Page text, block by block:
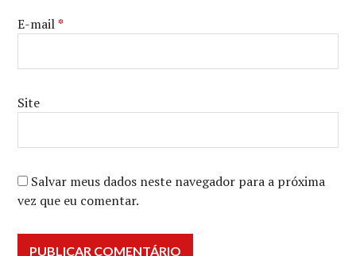
E-mail*
Site
Salvar meus dados neste navegador para a próxima
vez que eu comentar.